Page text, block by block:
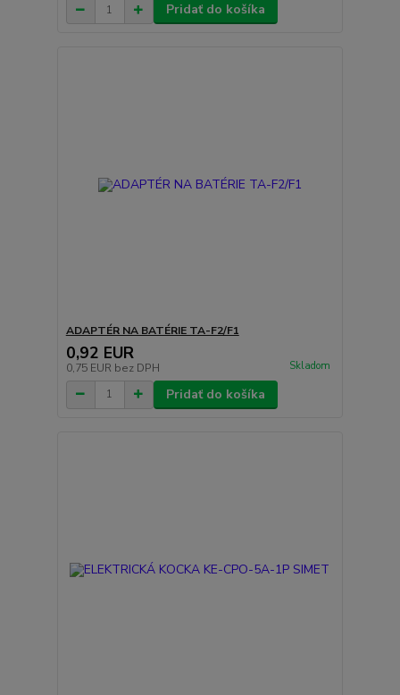
Pridať do košíka
ADAPTÉR NA BATÉRIE TA-F2/F1
0,92 EUR
0,75 EUR bez DPH Skladom
Pridať do košíka